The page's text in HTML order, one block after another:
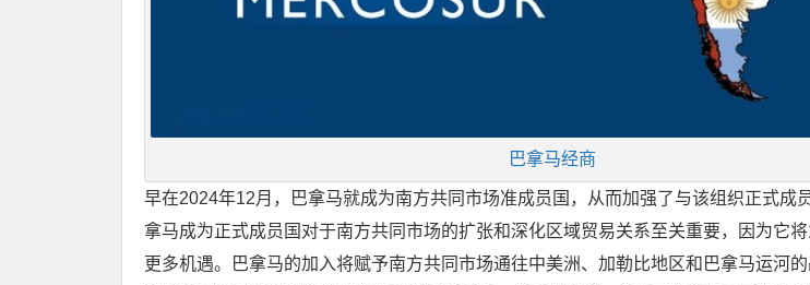
巴拿马经商
早在2024年12月，巴拿马就成为南方共同市场准成员国，从而加强了与该组织正式成
拿马成为正式成员国对于南方共同市场的扩张和深化区域贸易关系至关重要，因为它
更多机遇。巴拿马的加入将赋予南方共同市场通往中美洲、加勒比地区和巴拿马运河的